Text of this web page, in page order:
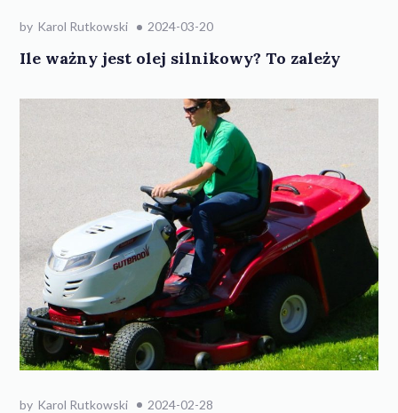
by Karol Rutkowski 2024-03-20
Ile ważny jest olej silnikowy? To zależy
by Karol Rutkowski 2024-02-28